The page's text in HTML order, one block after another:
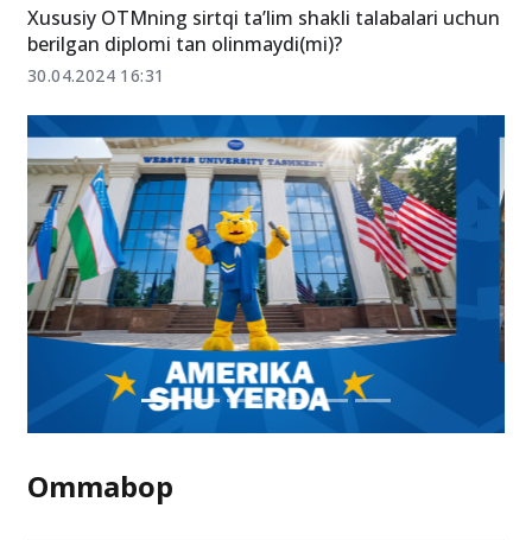
Xususiy OTMning sirtqi ta’lim shakli talabalari uchun
berilgan diplomi tan olinmaydi(mi)?
30.04.2024 16:31
Ommabop